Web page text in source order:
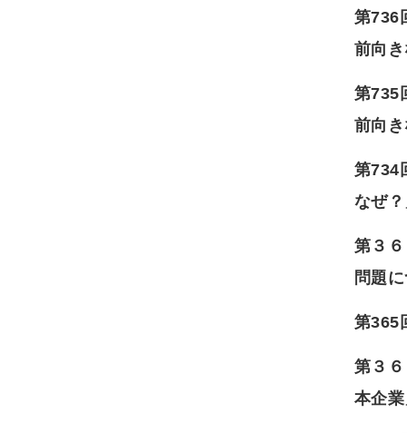
第736
前向
第735
前向
第734
なぜ
第３
問題
第365
第３
本